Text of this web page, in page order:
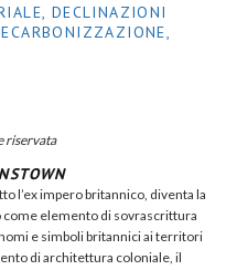
DECLINAZIONI
riservata
l’ex impero britannico, diventa la
elemento di sovrascrittura
e simboli britannici ai territori
di architettura coloniale, il